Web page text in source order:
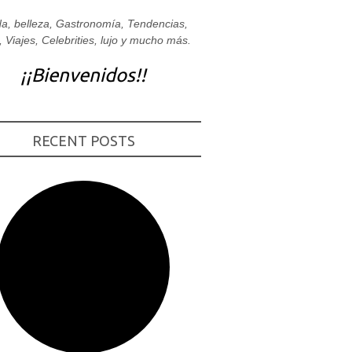
belleza, Gastronomía, Tendencias,
Viajes, Celebrities, lujo y mucho más.
¡¡Bienvenidos!!
RECENT POSTS